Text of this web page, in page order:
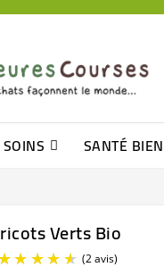
SANTÉ
Verts Bio